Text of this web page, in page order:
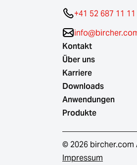
+41 52 687 11 11
Kontakt
Über uns
Karriere
Downloads
Anwendungen
Produkte
© 2026 bircher.com
Impressum